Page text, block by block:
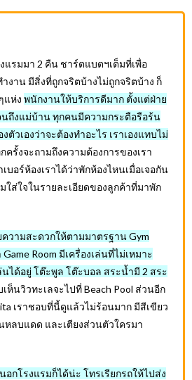
รมมา 2 คืน ชาร์ตแบตฯเต็มที่เพื่อ
งาน มีสิ่งที่ถูกจริตบ้างไม่ถูกจริตบ้าง ก็
แห่ง พนักงานให้บริการดีมาก ตั้งแต่ฝ่าย
ถึงแม่บ้าน ทุกคนมีความกระตือรือร้น
วเองว่าจะต้องทำอะไร เราเองแทบไม่
ครั้งจะถามถึงความต้องการของเรา
บอร์ห้องเราได้ว่าพักห้องไหนเมื่อเจอกัน
ใส่ใจในรายละเอียดของลูกค้าที่มาพัก
วามสะดวกให้ตามมาตรฐาน Gym
Room มีเครื่องเล่นที่ไม่เหมาะ
นได้อยู่ โต๊ะพูล โต๊ะบอล สระน้ำมี 2 สระ
ห็นวิวทะเลจะไปที่ Beach Pool ส่วนอีก
เราชอบที่นี้ดูแล้วไม่ร้อนมาก มีสีเขียว
หลบแดด และเตียงส่วนตัวใครมา
อกโรงแรมก็ได้น่ะ โทรเรียกรถให้ไปส่ง